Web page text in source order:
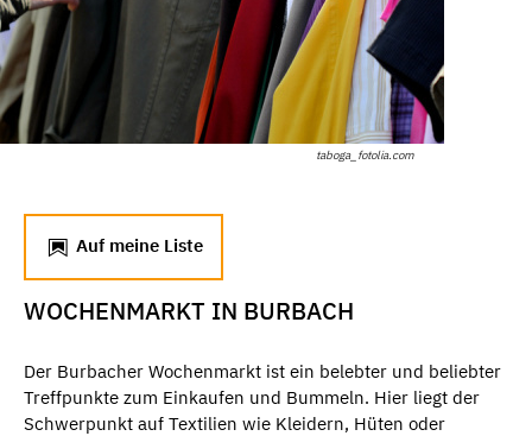
taboga_fotolia.com
Auf meine Liste
WOCHENMARKT IN BURBACH
Der Burbacher Wochenmarkt ist ein belebter und beliebter
Treffpunkte zum Einkaufen und Bummeln. Hier liegt der
Schwerpunkt auf Textilien wie Kleidern, Hüten oder